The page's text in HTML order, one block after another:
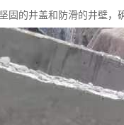
的井盖和防滑的井壁，